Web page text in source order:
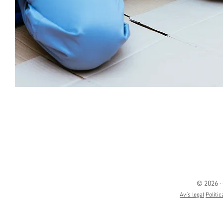
© 2026
Avís legal